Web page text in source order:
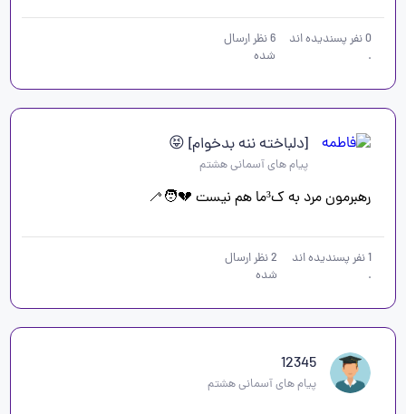
0نفر پسندیده اند
.
6نظر ارسال
شده
[دلباخته ننه بدخوام] 😝
پیام های آسمانی هشتم
رهبرمون مرد به ک³ما هم نیست 💔🧑‍🦯
1نفر پسندیده اند
.
2نظر ارسال
شده
12345
پیام های آسمانی هشتم